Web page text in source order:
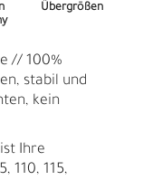
Übergrößen
// 100%
stabil und
kein
Ihre
110, 115,